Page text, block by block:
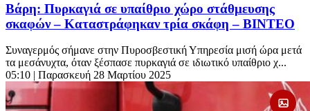
Βάρη: Πυρκαγιά σε υπαίθριο χώρο στάθμευσης
σκαφών – Καταστράφηκαν τρία σκάφη – ΒΙΝΤΕΟ
Συναγερμός σήμανε στην Πυροσβεστική Υπηρεσία μισή ώρα μετά
τα μεσάνυχτα, όταν ξέσπασε πυρκαγιά σε ιδιωτικό υπαίθριο χ...
05:10 | Παρασκευή 28 Μαρτίου 2025